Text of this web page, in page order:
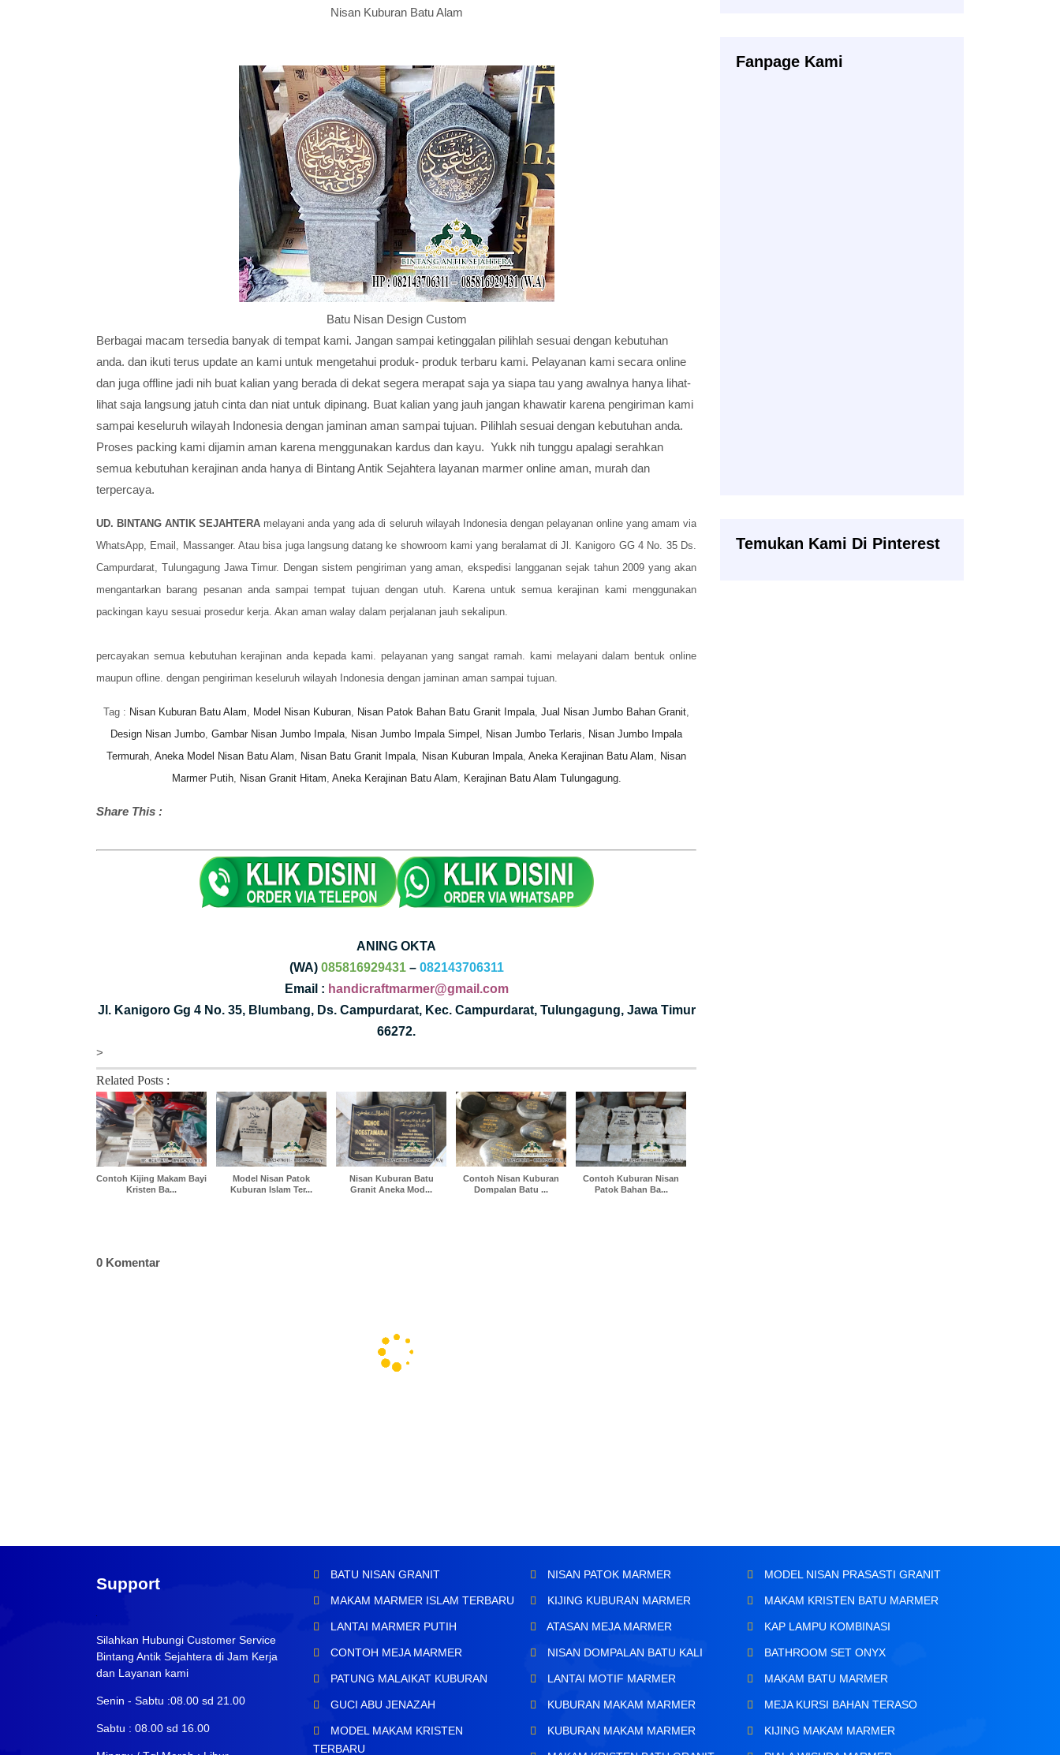
Nisan Kuburan Batu Alam
Batu Nisan Design Custom
Berbagai macam tersedia banyak di tempat kami. Jangan sampai ketinggalan pilihlah sesuai dengan kebutuhan
anda. dan ikuti terus update an kami untuk mengetahui produk- produk terbaru kami. Pelayanan kami secara online
dan juga offline jadi nih buat kalian yang berada di dekat segera merapat saja ya siapa tau yang awalnya hanya lihat-
lihat saja langsung jatuh cinta dan niat untuk dipinang. Buat kalian yang jauh jangan khawatir karena pengiriman kami
sampai keseluruh wilayah Indonesia dengan jaminan aman sampai tujuan. Pilihlah sesuai dengan kebutuhan anda.
Proses packing kami dijamin aman karena menggunakan kardus dan kayu. Yukk nih tunggu apalagi serahkan
semua kebutuhan kerajinan anda hanya di Bintang Antik Sejahtera layanan marmer online aman, murah dan
terpercaya.
UD. BINTANG ANTIK SEJAHTERA melayani anda yang ada di seluruh wilayah Indonesia dengan pelayanan online yang amam via
WhatsApp, Email, Massanger. Atau bisa juga langsung datang ke showroom kami yang beralamat di Jl. Kanigoro GG 4 No. 35 Ds.
Campurdarat, Tulungagung Jawa Timur. Dengan sistem pengiriman yang aman, ekspedisi langganan sejak tahun 2009 yang akan
mengantarkan barang pesanan anda sampai tempat tujuan dengan utuh. Karena untuk semua kerajinan kami menggunakan
packingan kayu sesuai prosedur kerja. Akan aman walay dalam perjalanan jauh sekalipun.
percayakan semua kebutuhan kerajinan anda kepada kami. pelayanan yang sangat ramah. kami melayani dalam bentuk online
maupun ofline. dengan pengiriman keseluruh wilayah Indonesia dengan jaminan aman sampai tujuan.
Tag : Nisan Kuburan Batu Alam, Model Nisan Kuburan, Nisan Patok Bahan Batu Granit Impala, Jual Nisan Jumbo Bahan Granit,
Design Nisan Jumbo, Gambar Nisan Jumbo Impala, Nisan Jumbo Impala Simpel , Nisan Jumbo Terlaris, Nisan Jumbo Impala
Termurah, Aneka Model Nisan Batu Alam, Nisan Batu Granit Impala, Nisan Kuburan Impala, Aneka Kerajinan Batu Alam, Nisan
Marmer Putih, Nisan Granit Hitam, Aneka Kerajinan Batu Alam, Kerajinan Batu Alam Tulungagung.
Share This :
ANING OKTA
(WA) 085816929431– 082143706311
Email : handicraftmarmer@gmail.com
Jl. Kanigoro Gg 4 No. 35, Blumbang, Ds. Campurdarat, Kec. Campurdarat, Tulungagung, Jawa Timur
66272.
>
Related Posts :
Contoh Kijing Makam Bayi
Kristen Ba...
Model Nisan Patok
Kuburan Islam Ter...
Nisan Kuburan Batu
Granit Aneka Mod...
Contoh Nisan Kuburan
Dompalan Batu ...
Contoh Kuburan Nisan
Patok Bahan Ba...
0 Komentar
Fanpage Kami
Temukan Kami Di Pinterest
Support
Silahkan Hubungi Customer Service
Bintang Antik Sejahtera di Jam Kerja
dan Layanan kami
Senin - Sabtu :08.00 sd 21.00
Sabtu : 08.00 sd 16.00
BATU NISAN GRANIT
MAKAM MARMER ISLAM TERBARU
LANTAI MARMER PUTIH
CONTOH MEJA MARMER
PATUNG MALAIKAT KUBURAN
GUCI ABU JENAZAH
MODEL MAKAM KRISTEN
TERBARU
NISAN PATOK MARMER
KIJING KUBURAN MARMER
ATASAN MEJA MARMER
NISAN DOMPALAN BATU KALI
LANTAI MOTIF MARMER
KUBURAN MAKAM MARMER
KUBURAN MAKAM MARMER
MODEL NISAN PRASASTI GRANIT
MAKAM KRISTEN BATU MARMER
KAP LAMPU KOMBINASI
BATHROOM SET ONYX
MAKAM BATU MARMER
MEJA KURSI BAHAN TERASO
KIJING MAKAM MARMER